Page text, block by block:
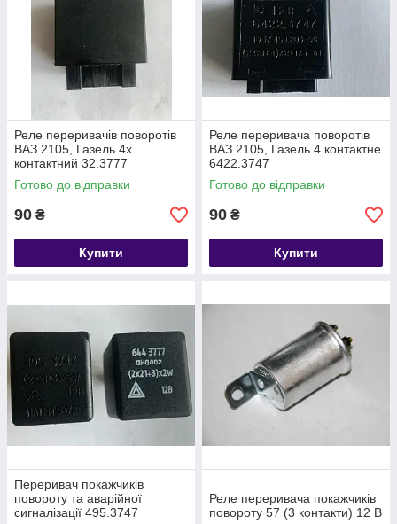
Реле переривачів поворотів
ВАЗ 2105, Газель 4х
контактний 32.3777
Готово до відправки
90 ₴
Купити
Реле переривача поворотів
ВАЗ 2105, Газель 4 контактне
6422.3747
Готово до відправки
90 ₴
Купити
Переривач покажчиків
повороту та аварійної
сигналізації 495.3747
Реле переривача покажчиків
повороту 57 (3 контакти) 12 В